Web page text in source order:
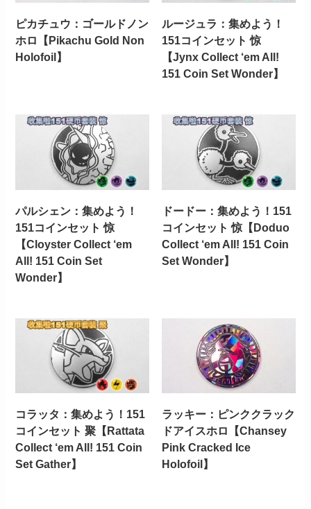
ピカチュウ：ゴールドノン
ホロ【Pikachu Gold Non
Holofoil】
ルージュラ：集めよう！
151コインセット 惊
【Jynx Collect ‘em All!
151 Coin Set Wonder】
パルシェン：集めよう！
151コインセット 惊
【Cloyster Collect ‘em
All! 151 Coin Set
Wonder】
ドードー：集めよう！151
コインセット 惊【Doduo
Collect ‘em All! 151 Coin
Set Wonder】
コラッタ：集めよう！151
コインセット 聚【Rattata
Collect ‘em All! 151 Coin
Set Gather】
ラッキー：ピンククラック
ドアイスホロ【Chansey
Pink Cracked Ice
Holofoil】